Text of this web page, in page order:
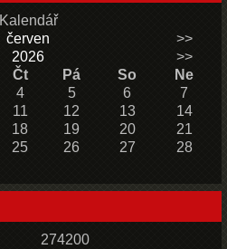
Kalendář
červen
>>
2026
>>
Čt Pá So
Ne
4 5 6
7
11 12 13
14
18 19 20
21
25 26 27
28
274200